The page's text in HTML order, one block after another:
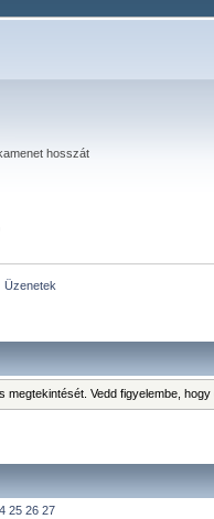
hosszát
Üzenetek
Vedd figyelembe,
25 26 27